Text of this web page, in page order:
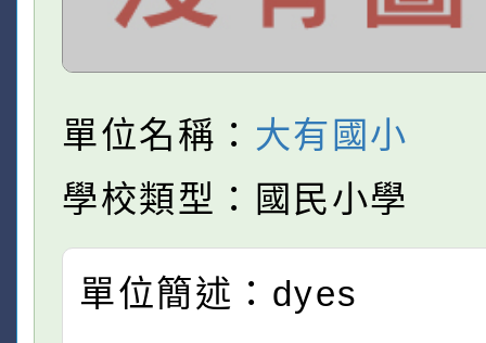
單位名稱： 大有國小
學校類型：國民小學
單位簡述：dyes